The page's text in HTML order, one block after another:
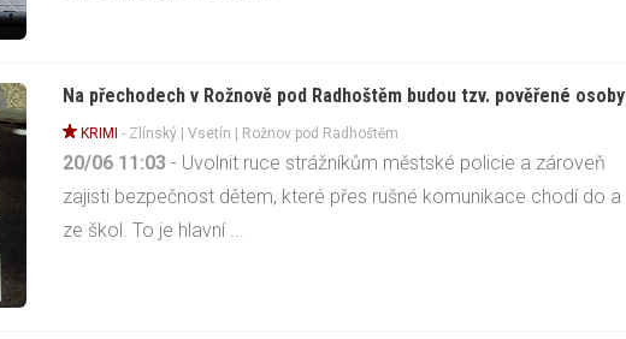
Na přechodech v Rožnově pod Radhoštěm budou tzv. pověřené osoby
KRIMI - Zlínský |Vsetín | Rožnov pod Radhoštěm
20/06 11:03 - Uvolnit ruce strážníkům městské policie a zároveň
zajisti bezpečnost dětem, které přes rušné komunikace chodí do a
ze škol. To je hlavní ...